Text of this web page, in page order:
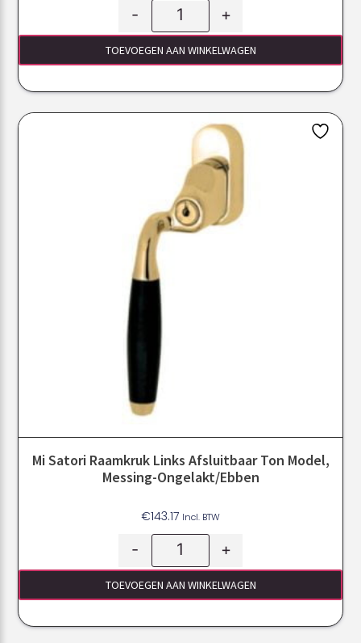
- +
TOEVOEGEN AAN WINKELWAGEN
Mi Satori Raamkruk Links Afsluitbaar Ton Model,
Messing-Ongelakt/ebben
€143.17 Incl. BTW
- +
TOEVOEGEN AAN WINKELWAGEN